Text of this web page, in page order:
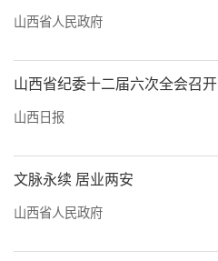
山西省人民政府
山西省纪委十二届六次全会召开
山西日报
文脉永续 居业两安
山西省人民政府